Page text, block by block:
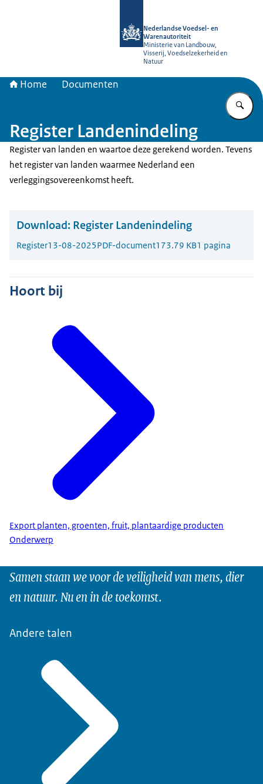
Nederlandse Voedsel- en
Warenautoriteit
Ministerie van Landbouw,
Visserij, Voedselzekerheid en
Natuur
Home Documenten
Register Landenindeling
Register van landen en waartoe deze gerekend worden. Tevens
het register van landen waarmee Nederland een
verleggingsovereenkomst heeft.
Download: Register Landenindeling
Register13-08-2025PDF-document173.79 KB1 pagina
Hoort bij
Export planten, groenten, fruit, plantaardige producten
Onderwerp
Samen staan we voor de veiligheid van mens, dier
en natuur. Nu en in de toekomst.
Andere talen